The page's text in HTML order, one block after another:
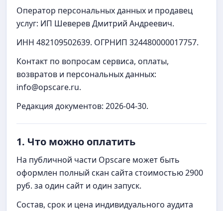
Оператор персональных данных и продавец
услуг: ИП Шеверев Дмитрий Андреевич.
ИНН 482109502639. ОГРНИП 324480000017757.
Контакт по вопросам сервиса, оплаты,
возвратов и персональных данных:
info@opscare.ru.
Редакция документов: 2026-04-30.
1. Что можно оплатить
На публичной части Opscare может быть
оформлен полный скан сайта стоимостью 2900
руб. за один сайт и один запуск.
Состав, срок и цена индивидуального аудита